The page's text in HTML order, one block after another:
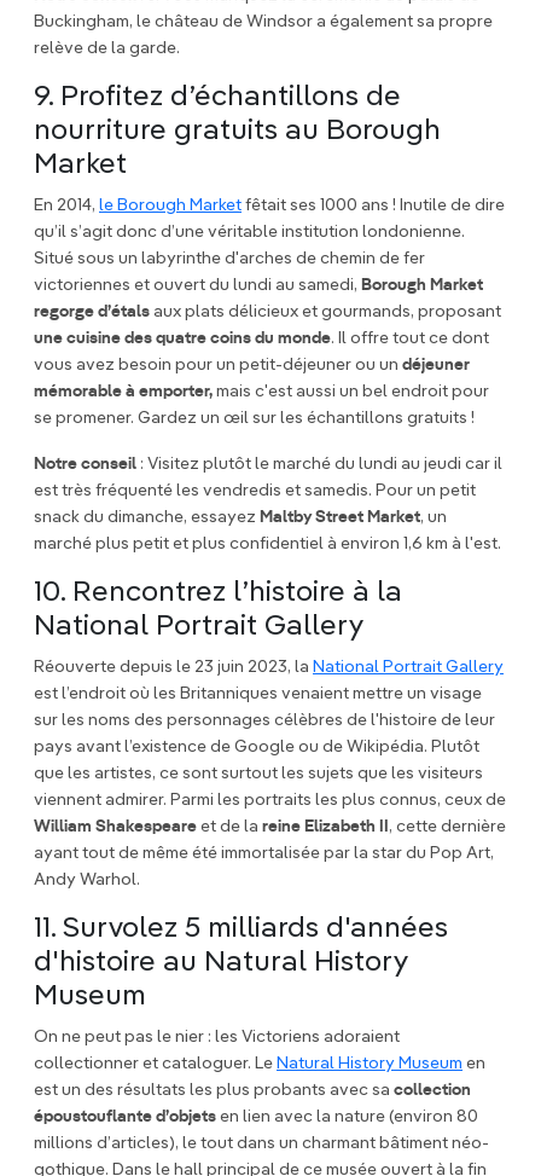
Buckingham, le château de Windsor a également sa propre
relève de la garde.
9. Profitez d’échantillons de
nourriture gratuits au Borough
Market
En 2014, le Borough Market fêtait ses 1000 ans ! Inutile de dire
qu’il s’agit donc d’une véritable institution londonienne.
Situé sous un labyrinthe d'arches de chemin de fer
victoriennes et ouvert du lundi au samedi, Borough Market
regorge d’étals aux plats délicieux et gourmands, proposant
une cuisine des quatre coins du monde. Il offre tout ce dont
vous avez besoin pour un petit-déjeuner ou un déjeuner
mémorable à emporter, mais c'est aussi un bel endroit pour
se promener. Gardez un œil sur les échantillons gratuits !
Notre conseil : Visitez plutôt le marché du lundi au jeudi car il
est très fréquenté les vendredis et samedis. Pour un petit
snack du dimanche, essayez Maltby Street Market, un
marché plus petit et plus confidentiel à environ 1,6 km à l'est.
10. Rencontrez l’histoire à la
National Portrait Gallery
Réouverte depuis le 23 juin 2023, la National Portrait Gallery
est l’endroit où les Britanniques venaient mettre un visage
sur les noms des personnages célèbres de l'histoire de leur
pays avant l’existence de Google ou de Wikipédia. Plutôt
que les artistes, ce sont surtout les sujets que les visiteurs
viennent admirer. Parmi les portraits les plus connus, ceux de
William Shakespeare et de la reine Elizabeth II , cette dernière
ayant tout de même été immortalisée par la star du Pop Art,
Andy Warhol.
11. Survolez 5 milliards d'années
d'histoire au Natural History
Museum
On ne peut pas le nier : les Victoriens adoraient
collectionner et cataloguer. Le Natural History Museum en
est un des résultats les plus probants avec sa collection
époustouflante d’objets en lien avec la nature (environ 80
millions d’articles), le tout dans un charmant bâtiment néo-
gothique. Dans le hall principal de ce musée ouvert à la fin